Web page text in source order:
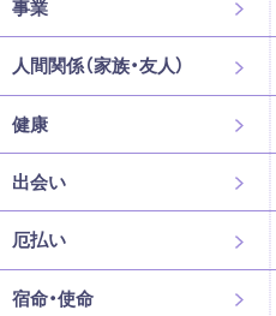
事業
人間関係（家族・友人）
健康
出会い
厄払い
宿命・使命